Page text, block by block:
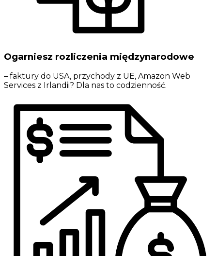
Ogarniesz rozliczenia międzynarodowe
– faktury do USA, przychody z UE, Amazon Web
Services z Irlandii? Dla nas to codzienność.